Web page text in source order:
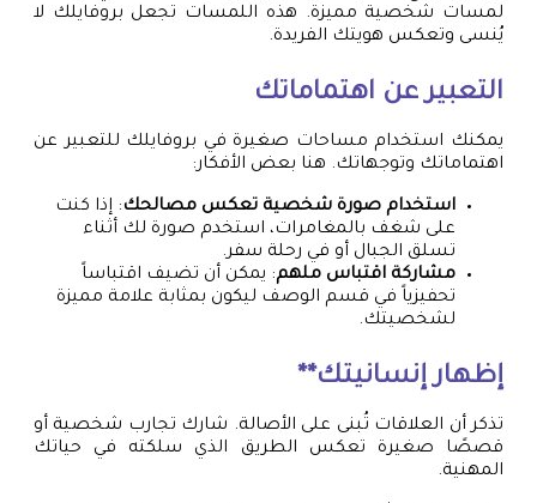
لمسات شخصية مميزة. هذه اللمسات تجعل بروفايلك لا
يُنسى وتعكس هويتك الفريدة.
التعبير عن اهتماماتك
يمكنك استخدام مساحات صغيرة في بروفايلك للتعبير عن
اهتماماتك وتوجهاتك. هنا بعض الأفكار:
استخدام صورة شخصية تعكس مصالحك: إذا كنت
على شغف بالمغامرات، استخدم صورة لك أثناء
تسلق الجبال أو في رحلة سفر.
مشاركة اقتباس ملهم: يمكن أن تضيف اقتباساً
تحفيزياً في قسم الوصف ليكون بمثابة علامة مميزة
لشخصيتك.
إظهار إنسانيتك**
تذكر أن العلاقات تُبنى على الأصالة. شارك تجارب شخصية أو
قصصًا صغيرة تعكس الطريق الذي سلكته في حياتك
المهنية.